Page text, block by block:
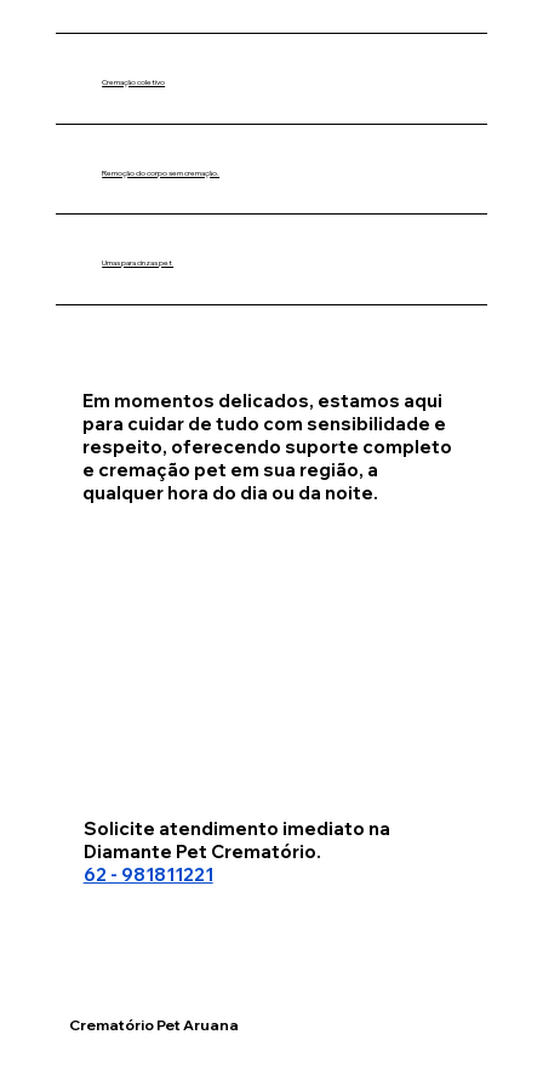
Cremação coletivo
Remoção do corpo sem cremação.
Urnas para cinzas pet
Em momentos delicados, estamos aqui
para cuidar de tudo com sensibilidade e
respeito, oferecendo suporte completo
e cremação pet em sua região, a
qualquer hora do dia ou da noite.
Solicite atendimento imediato na
Diamante Pet Crematório.
62 - 981811221
Crematório Pet Aruana